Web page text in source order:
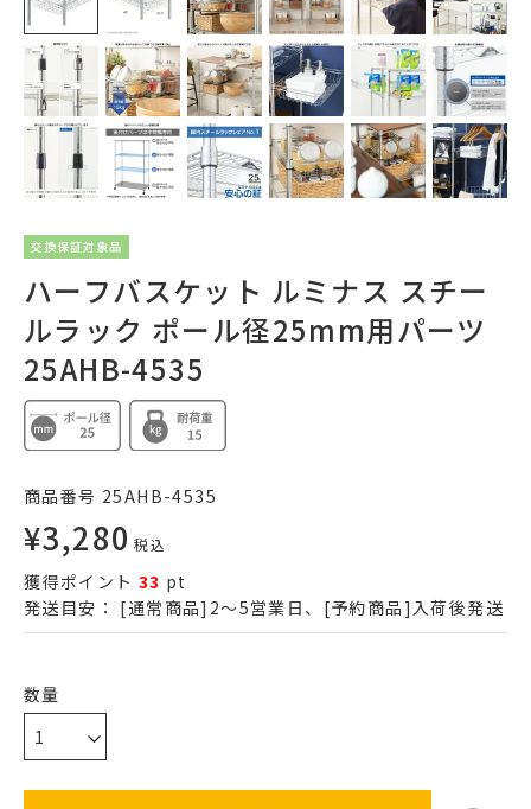
交換保証対象品
ハーフバスケット ルミナス スチー
ルラック ポール径25mm用パーツ
25AHB-4535
商品番号 25AHB-4535
¥3,280 税込
獲得ポイント 33 pt
発送目安： [通常商品]2～5営業日、[予約商品]入荷後発送